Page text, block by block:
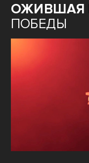
ОЖИВШАЯ
ПОБЕДЫ